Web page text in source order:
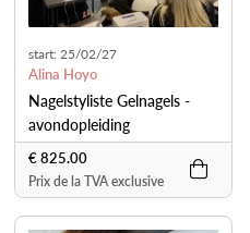
start: 25/02/27
Alina Hoyo
Nagelstyliste Gelnagels -
avondopleiding
€ 825.00
Prix de la TVA exclusive